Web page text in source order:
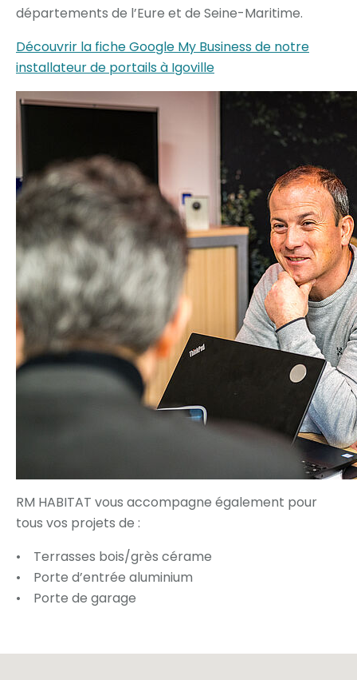
départements de l’Eure et de Seine-Maritime.
Découvrir la fiche Google My Business de notre
installateur de portails à Igoville
RM HABITAT vous accompagne également pour
tous vos projets de :
• Terrasses bois/grès cérame
• Porte d’entrée aluminium
• Porte de garage